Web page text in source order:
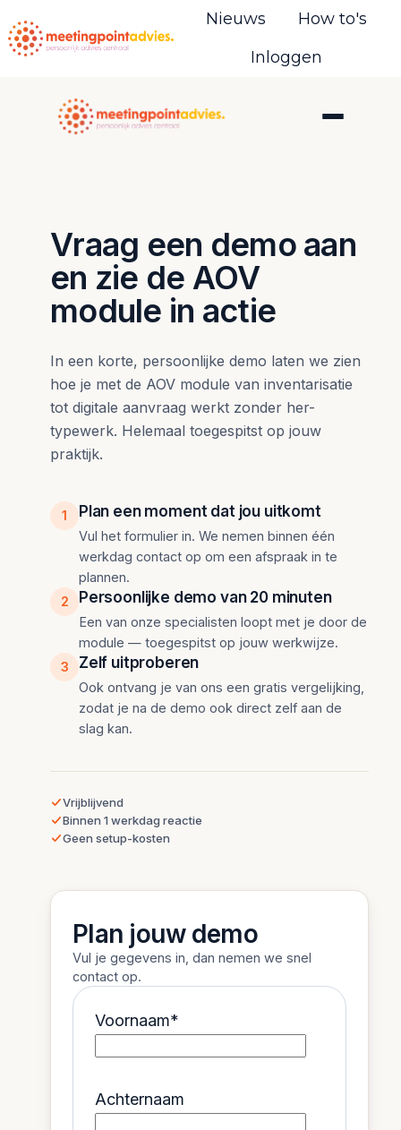
Nieuws
How to's
Inloggen
Vraag een demo aan
en zie de AOV
module in actie
In een korte, persoonlijke demo laten we zien
hoe je met de AOV module van inventarisatie
tot digitale aanvraag werkt zonder her-
typewerk. Helemaal toegespitst op jouw
praktijk.
1 Plan een moment dat jou uitkomt
Vul het formulier in. We nemen binnen één
werkdag contact op om een afspraak in te
plannen.
2
Persoonlijke demo van 20 minuten
Een van onze specialisten loopt met je door de
module — toegespitst op jouw werkwijze.
3
Zelf uitproberen
Ook ontvang je van ons een gratis vergelijking,
zodat je na de demo ook direct zelf aan de
slag kan.
Vrijblijvend
Binnen 1 werkdag reactie
Geen setup-kosten
Plan jouw demo
Vul je gegevens in, dan nemen we snel
contact op.
Voornaam*
Achternaam